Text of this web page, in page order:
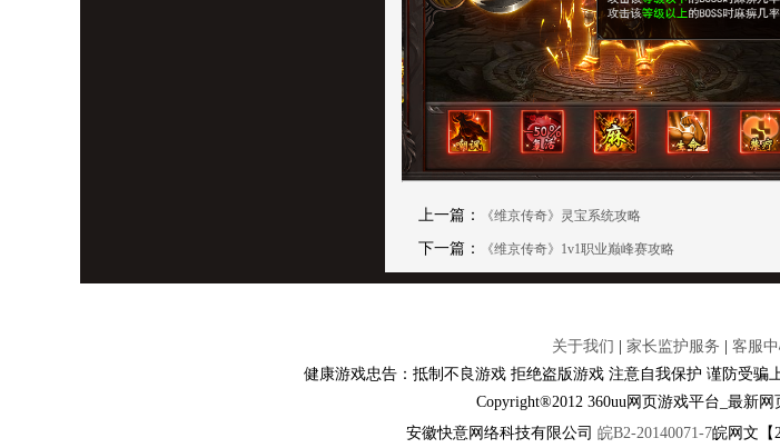
上一篇： 《维京传奇》灵宝系统攻略
下一篇： 《维京传奇》1v1职业巅峰赛攻略
关于我们 家长监护服务 客服
健康游戏忠告：抵制不良游戏 拒绝盗版游戏 注意自我保护 谨防受
Copyright®2012 360uu网页游戏平台_最新
安徽快意网络科技有限公司 皖B2-20140071-7皖网文【